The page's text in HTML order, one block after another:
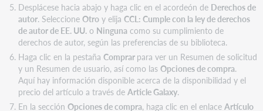
Desplácese hacia abajo y haga clic en el acordeón de Derechos de
autor. Seleccione Otroy elija CCL: Cumple con la ley de derechos
de autor de EE. UU.o Ninguna como su cumplimiento de
derechos de autor, según las preferencias de su biblioteca.
Haga clic en la pestaña Comprar para ver un Resumen de solicitud
y un Resumen de usuario, así como las Opciones de compra.
Aquí hay información disponible acerca de la disponibilidad y el
precio del artículo a través de Article Galaxy.
En la sección Opciones de compra, haga clic en el enlace Artículo